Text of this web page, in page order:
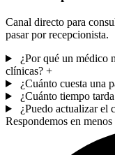
Canal directo para
pasar por recepcionista.
¿Por qué un médico
clínicas? +
¿Cuánto cuesta una
¿Cuánto tiempo
¿Puedo actualizar el
Respondemos en